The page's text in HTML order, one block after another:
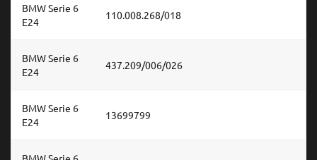
BMW Serie 6
E24
110.008.268/018
BMW Serie 6
E24
437.209/006/026
BMW Serie 6
E24
13699799